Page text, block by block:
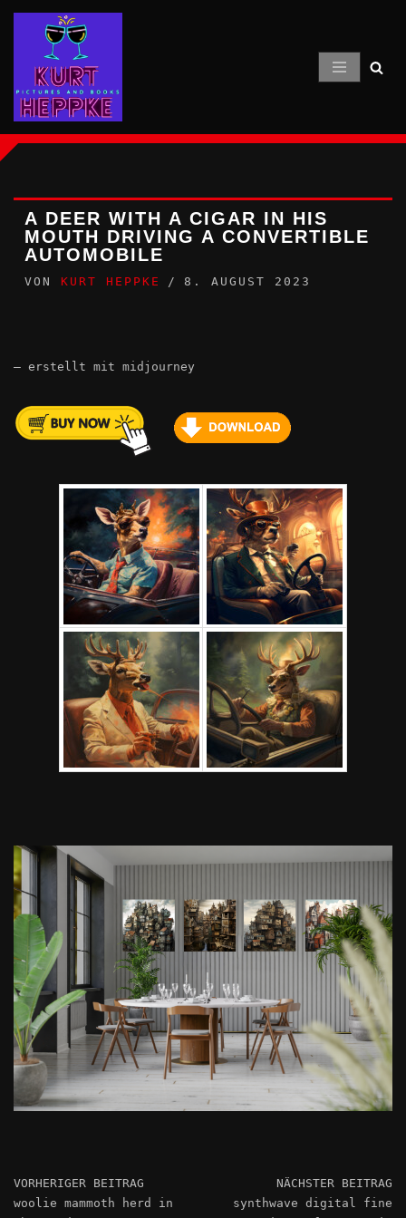
Inhalt
springen
A DEER WITH A CIGAR IN HIS
MOUTH DRIVING A CONVERTIBLE
AUTOMOBILE
VON KURT HEPPKE 8. AUGUST 2023
– erstellt mit midjourney
VORHERIGER BEITRAG
woolie mammoth herd in
NÄCHSTER BEITRAG
synthwave digital fine